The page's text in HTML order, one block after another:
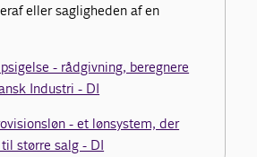
eller sagligheden af en
- rådgivning, beregnere
Industri - DI
- et lønsystem, der
større salg - DI